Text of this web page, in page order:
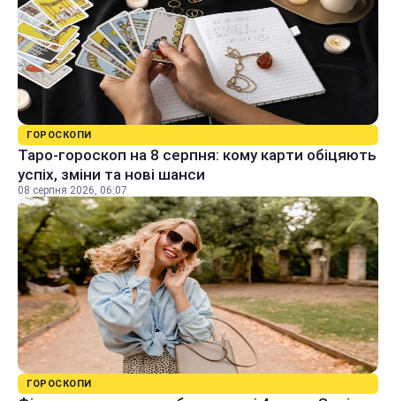
ГОРОСКОПИ
Таро-гороскоп на 8 серпня: кому карти обіцяють
успіх, зміни та нові шанси
08 серпня 2026, 06:07
ГОРОСКОПИ